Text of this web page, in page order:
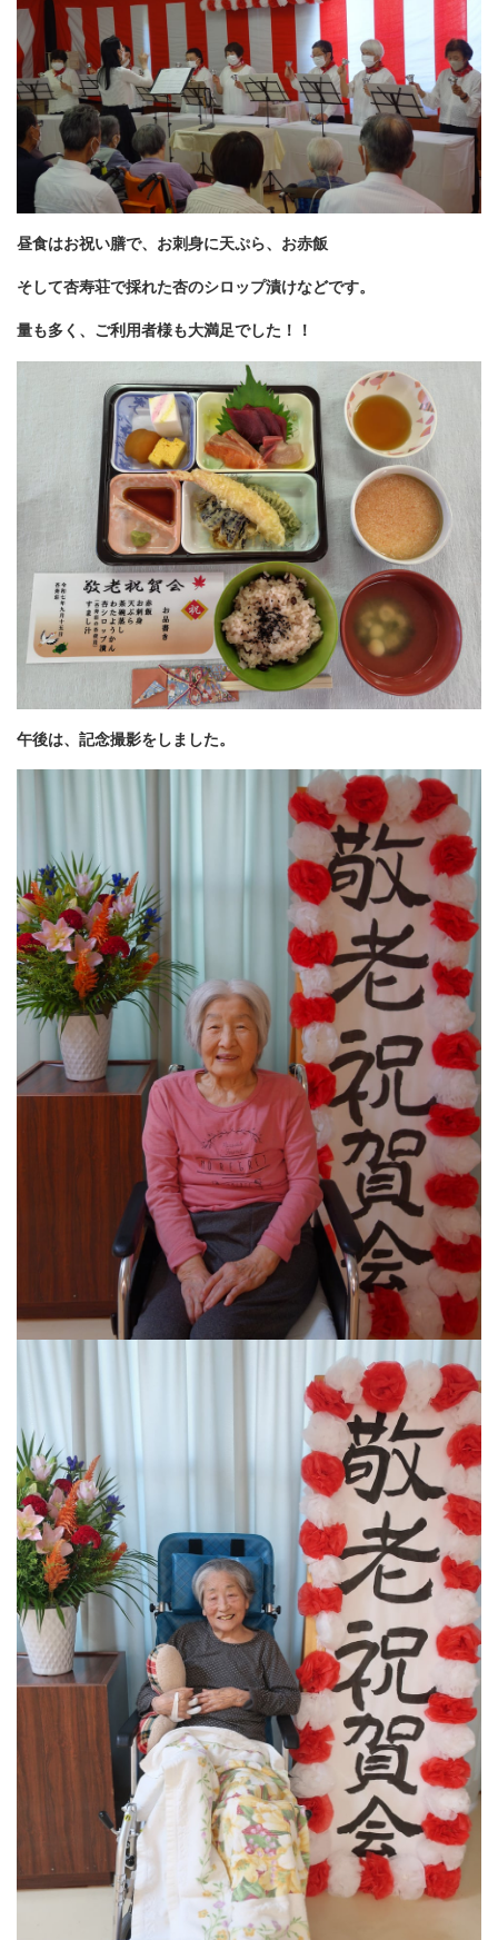
昼食はお祝い膳で、お刺身に天ぷら、お赤飯
そして杏寿荘で採れた杏のシロップ漬けなどです。
量も多く、ご利用者様も大満足でした！！
午後は、記念撮影をしました。